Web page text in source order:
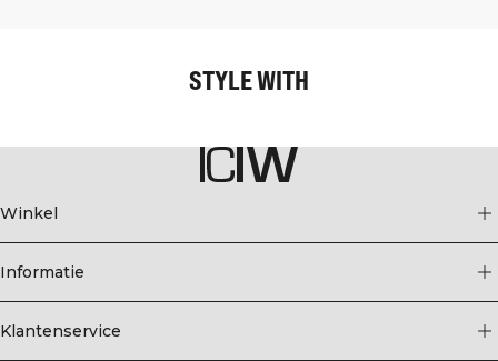
STYLE WITH
Winkel
Informatie
Klantenservice